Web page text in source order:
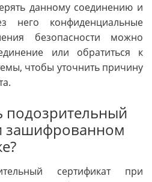
данному соединению и
него конфиденциальные
безопасности можно
или обратиться к
чтобы уточнить причину
подозрительный
зашифрованном
сертификат при